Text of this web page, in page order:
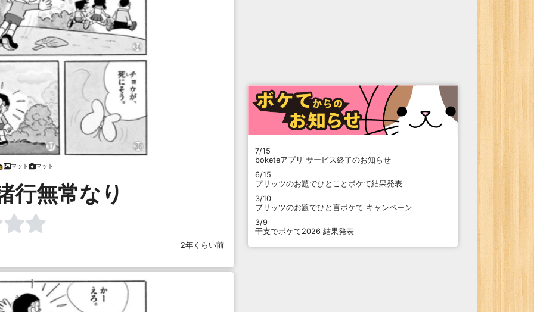
マッド マッド
行無常なり
2年くらい前
7/15
boketeアプリ サービス終了のお知らせ
6/15
プリッツのお題でひとことボケて結果発表
3/10
プリッツのお題でひと言ボケて キャンペーン
3/9
干支でボケて2026 結果発表